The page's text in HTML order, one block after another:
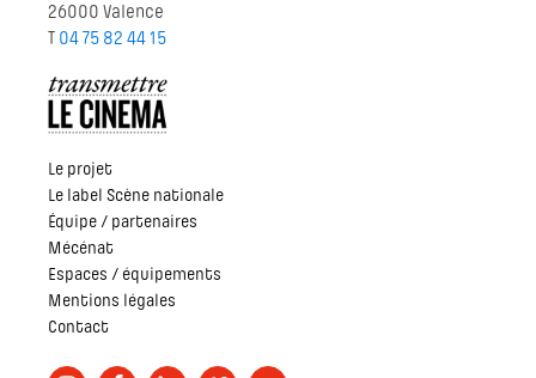
26000 Valence
T 04 75 82 44 15
Le projet
Le label Scène nationale
Équipe / partenaires
Mécénat
Espaces / équipements
Mentions légales
Contact